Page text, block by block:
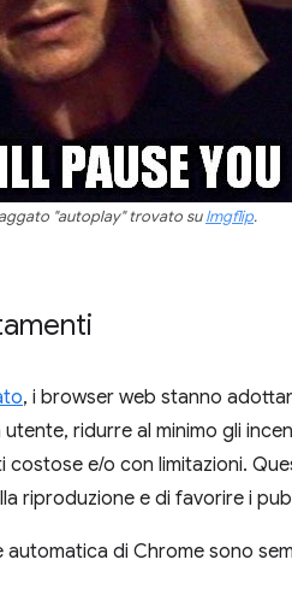
"autoplay" trovato suImgflip.
, i browser web stanno
ridurre al minimo gli
costose e/o con limitazioni.
riproduzione e di favorire i
di Chrome sono